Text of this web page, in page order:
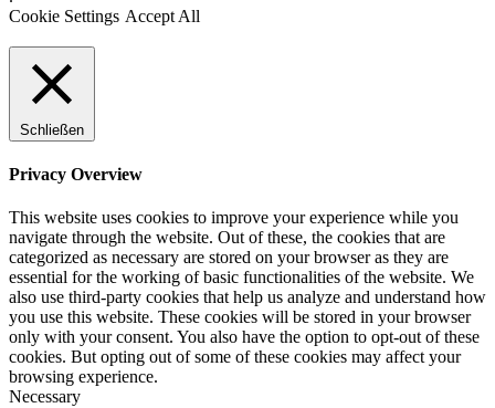
Cookie Settings Accept All
Schließen
Privacy Overview
This website uses cookies to improve your experience while you
navigate through the website. Out of these, the cookies that are
categorized as necessary are stored on your browser as they are
essential for the working of basic functionalities of the website. We
also use third-party cookies that help us analyze and understand how
you use this website. These cookies will be stored in your browser
only with your consent. You also have the option to opt-out of these
cookies. But opting out of some of these cookies may affect your
browsing experience.
Necessary